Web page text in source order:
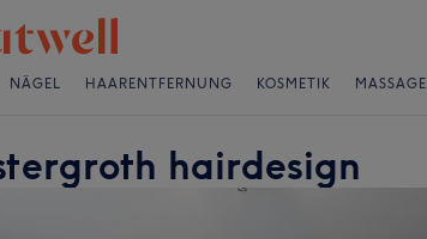
NÄGEL HAARENTFERNUNG KOSMETIK MASSAGE
hairdesign